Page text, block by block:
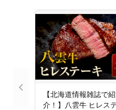
【北海道情報雑誌で紹
介！】八雲牛 ヒレス